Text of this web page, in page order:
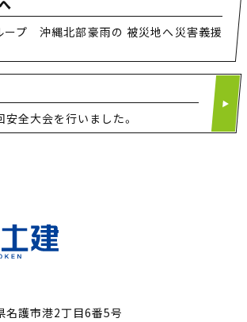
ープ 沖縄北部豪雨の 被災地へ災害義援
全大会を行いました。
護市港2丁目6番5号